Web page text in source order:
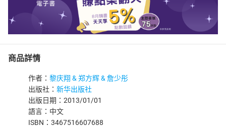
商品詳情
作者： 黎庆翔 & 郑方辉 & 詹少彤
出版社： 新华出版社
出版日期：2013/01/01
語言：中文
ISBN：3467516607688